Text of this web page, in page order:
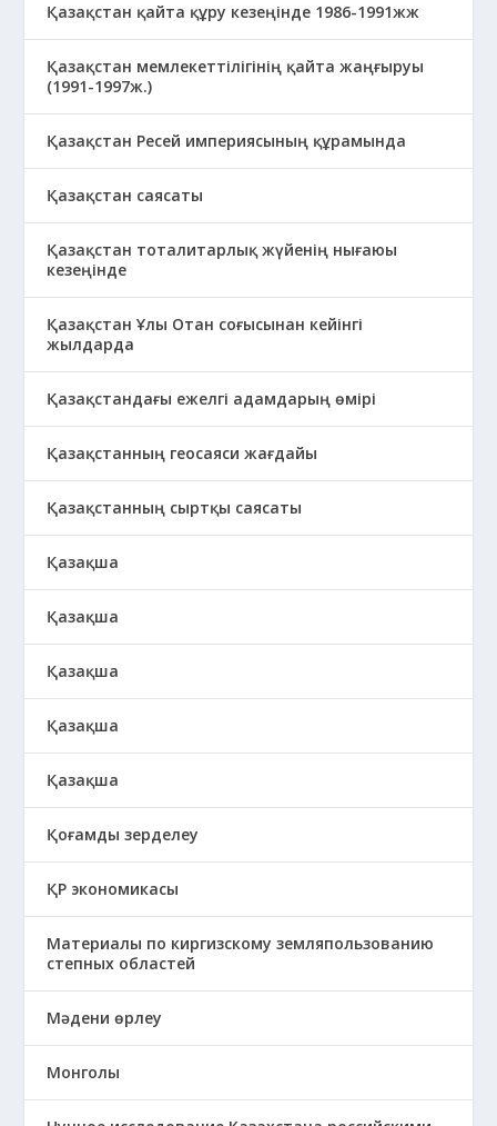
Қазақстан қайта құру кезеңінде 1986-1991жж
Қазақстан мемлекеттілігінің қайта жаңғыруы
(1991-1997ж.)
Қазақстан Ресей империясының құрамында
Қазақстан саясаты
Қазақстан тоталитарлық жүйенің нығаюы
кезеңінде
Қазақстан Ұлы Отан соғысынан кейінгі
жылдарда
Қазақстандағы ежелгі адамдарың өмірі
Қазақстанның геосаяси жағдайы
Қазақстанның сыртқы саясаты
Қазақша
Қазақша
Қазақша
Қазақша
Қазақша
Қоғамды зерделеу
ҚР экономикасы
Материалы по киргизскому земляпользованию
степных областей
Мәдени өрлеу
Монголы